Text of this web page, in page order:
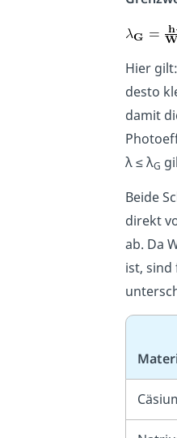
Hier
desto
damit
λ ≤ λG
Beide
direkt
ab. Da
ist, sind